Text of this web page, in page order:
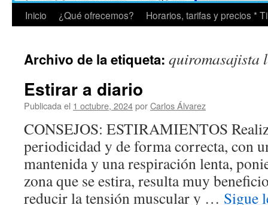
Inicio ¿Qué ofrecemos? Horarios, tarifas y precios *
Archivo de la etiqueta: quiromasajista
Estirar a diario
Publicada el 1 octubre, 2024porCarlos Álvarez
CONSEJOS: ESTIRAMIENTOS
periodicidad y de forma correcta, con
mantenida y una respiración lenta,
zona que se estira, resulta muy
reducir la tensión muscular y … Sigue